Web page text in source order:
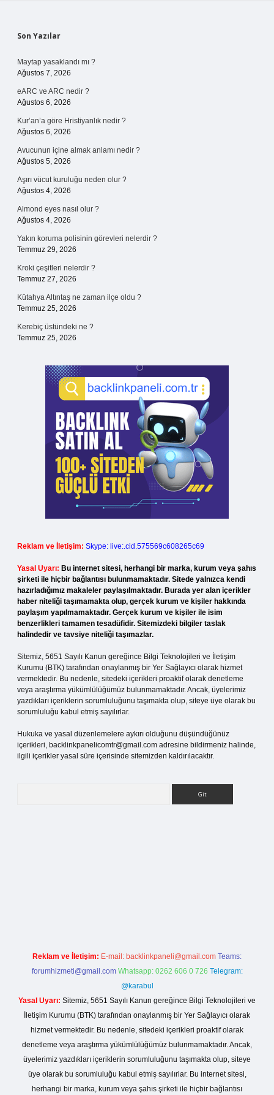
Sidebar
Son Yazılar
Maytap yasaklandı mı ?
Ağustos 7, 2026
eARC ve ARC nedir ?
Ağustos 6, 2026
Kur’an’a göre Hristiyanlık nedir ?
Ağustos 6, 2026
Avucunun içine almak anlamı nedir ?
Ağustos 5, 2026
Aşırı vücut kuruluğu neden olur ?
Ağustos 4, 2026
Almond eyes nasıl olur ?
Ağustos 4, 2026
Yakın koruma polisinin görevleri nelerdir ?
Temmuz 29, 2026
Kroki çeşitleri nelerdir ?
Temmuz 27, 2026
Kütahya Altıntaş ne zaman ilçe oldu ?
Temmuz 25, 2026
Kerebiç üstündeki ne ?
Temmuz 25, 2026
Reklam ve İletişim: Skype: live:.cid.575569c608265c69
Yasal Uyarı: Bu internet sitesi, herhangi bir marka, kurum veya şahıs
şirketi ile hiçbir bağlantısı bulunmamaktadır. Sitede yalnızca kendi
hazırladığımız makaleler paylaşılmaktadır. Burada yer alan içerikler
haber niteliği taşımamakta olup, gerçek kurum ve kişiler hakkında
paylaşım yapılmamaktadır. Gerçek kurum ve kişiler ile isim
benzerlikleri tamamen tesadüfidir. Sitemizdeki bilgiler taslak
halindedir ve tavsiye niteliği taşımazlar.
Sitemiz, 5651 Sayılı Kanun gereğince Bilgi Teknolojileri ve İletişim
Kurumu (BTK) tarafından onaylanmış bir Yer Sağlayıcı olarak hizmet
vermektedir. Bu nedenle, sitedeki içerikleri proaktif olarak denetleme
veya araştırma yükümlülüğümüz bulunmamaktadır. Ancak, üyelerimiz
yazdıkları içeriklerin sorumluluğunu taşımakta olup, siteye üye olarak bu
sorumluluğu kabul etmiş sayılırlar.
Hukuka ve yasal düzenlemelere aykırı olduğunu düşündüğünüz
içerikleri, backlinkpanelicomtr@gmail.com adresine bildirmeniz halinde,
ilgili içerikler yasal süre içerisinde sitemizden kaldırılacaktır.
Reklam ve İletişim: E-mail: backlinkpaneli@gmail.com Teams:
forumhizmeti@gmail.com Whatsapp: 0262 606 0 726 Telegram:
@karabul
Yasal Uyarı: Sitemiz, 5651 Sayılı Kanun gereğince Bilgi Teknolojileri ve
İletişim Kurumu (BTK) tarafından onaylanmış bir Yer Sağlayıcı olarak
hizmet vermektedir. Bu nedenle, sitedeki içerikleri proaktif olarak
denetleme veya araştırma yükümlülüğümüz bulunmamaktadır. Ancak,
üyelerimiz yazdıkları içeriklerin sorumluluğunu taşımakta olup, siteye
üye olarak bu sorumluluğu kabul etmiş sayılırlar. Bu internet sitesi,
herhangi bir marka, kurum veya şahıs şirketi ile hiçbir bağlantısı